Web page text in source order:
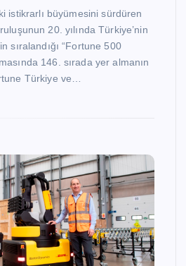
istikrarlı büyümesini sürdüren
20. yılında Türkiye’nin
sıralandığı “Fortune 500
146. sırada yer almanın
Türkiye ve…